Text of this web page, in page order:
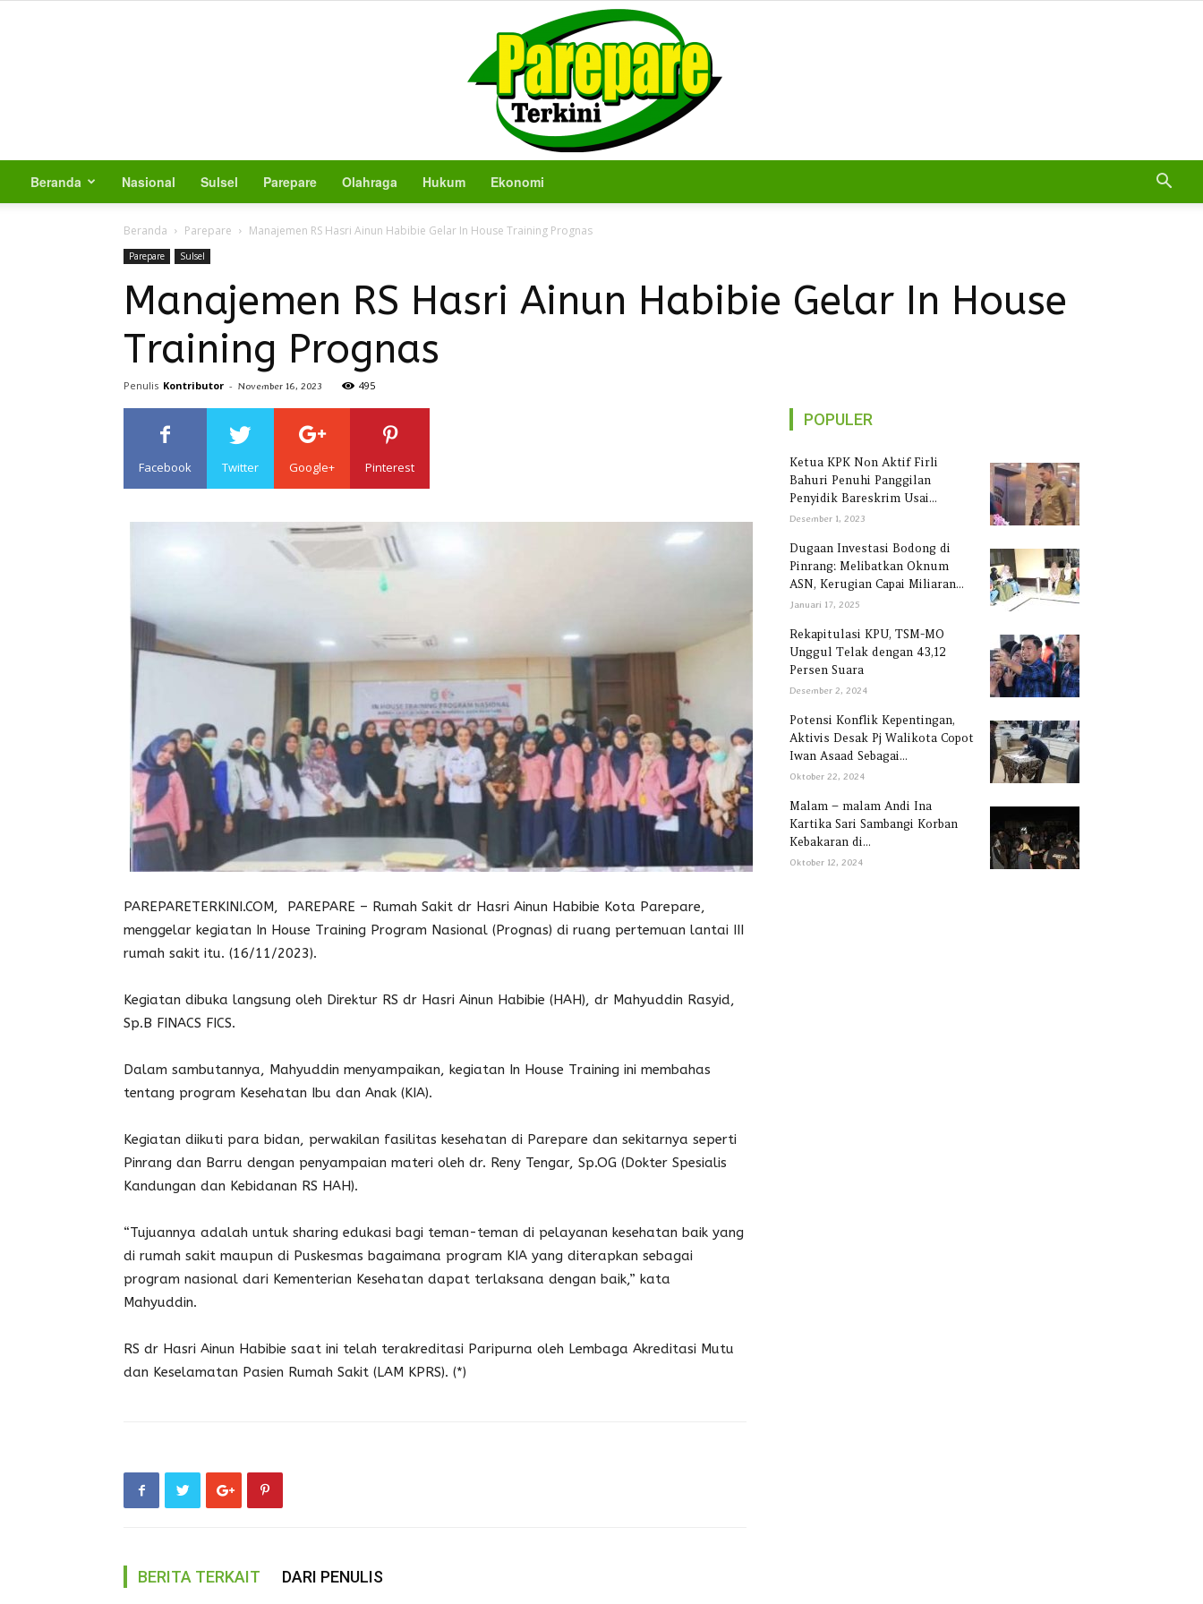
Beranda Nasional Sulsel Parepare Olahraga Hukum Ekonomi
Beranda Parepare Manajemen RS Hasri Ainun Habibie Gelar In House Training Prognas
Parepare Sulsel
Manajemen RS Hasri Ainun Habibie Gelar In House
Training Prognas
Penulis Kontributor - November 16, 2023 495
Facebook Twitter Google+ Pinterest
PAREPARETERKINI.COM, PAREPARE – Rumah Sakit dr Hasri Ainun Habibie Kota Parepare,
menggelar kegiatan In House Training Program Nasional (Prognas) di ruang pertemuan lantai III
rumah sakit itu. (16/11/2023).
Kegiatan dibuka langsung oleh Direktur RS dr Hasri Ainun Habibie (HAH), dr Mahyuddin Rasyid,
Sp.B FINACS FICS.
Dalam sambutannya, Mahyuddin menyampaikan, kegiatan In House Training ini membahas
tentang program Kesehatan Ibu dan Anak (KIA).
Kegiatan diikuti para bidan, perwakilan fasilitas kesehatan di Parepare dan sekitarnya seperti
Pinrang dan Barru dengan penyampaian materi oleh dr. Reny Tengar, Sp.OG (Dokter Spesialis
Kandungan dan Kebidanan RS HAH).
“Tujuannya adalah untuk sharing edukasi bagi teman-teman di pelayanan kesehatan baik yang
di rumah sakit maupun di Puskesmas bagaimana program KIA yang diterapkan sebagai
program nasional dari Kementerian Kesehatan dapat terlaksana dengan baik,” kata
Mahyuddin.
RS dr Hasri Ainun Habibie saat ini telah terakreditasi Paripurna oleh Lembaga Akreditasi Mutu
dan Keselamatan Pasien Rumah Sakit (LAM KPRS). (*)
BERITA TERKAIT DARI PENULIS
POPULER
Ketua KPK Non Aktif Firli
Bahuri Penuhi Panggilan
Penyidik Bareskrim Usai...
Desember 1, 2023
Dugaan Investasi Bodong di
Pinrang: Melibatkan Oknum
ASN, Kerugian Capai Miliaran...
Januari 17, 2025
Rekapitulasi KPU, TSM-MO
Unggul Telak dengan 43,12
Persen Suara
Desember 2, 2024
Potensi Konflik Kepentingan,
Aktivis Desak Pj Walikota Copot
Iwan Asaad Sebagai...
Oktober 22, 2024
Malam – malam Andi Ina
Kartika Sari Sambangi Korban
Kebakaran di...
Oktober 12, 2024